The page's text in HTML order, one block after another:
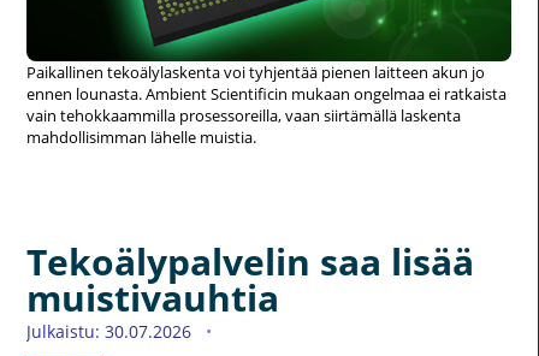
Paikallinen tekoälylaskenta voi tyhjentää pienen laitteen akun jo
ennen lounasta. Ambient Scientificin mukaan ongelmaa ei ratkaista
vain tehokkaammilla prosessoreilla, vaan siirtämällä laskenta
mahdollisimman lähelle muistia.
Tekoälypalvelin saa lisää
muistivauhtia
Julkaistu: 30.07.2026